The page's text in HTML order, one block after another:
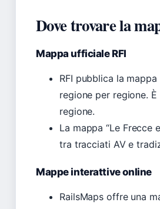
Dove trovare la
Mappa ufficiale RFI
RFI pubblica la
regione per regione.
regione.
La mappa “Le Frecce
tra tracciati AV e
Mappe interattive online
RailsMaps offre una